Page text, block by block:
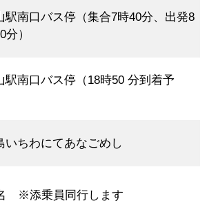
駅南口バス停（集合7時40分、出発8
分）
駅南口バス停（18時50 分到着予
いちわにてあなごめし
※添乗員同行します